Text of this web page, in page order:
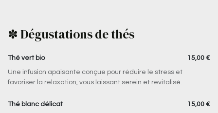
✽ Dégustations de thés
Thé vert bio 15,00 €
Une infusion apaisante conçue pour réduire le stress et
favoriser la relaxation, vous laissant serein et revitalisé.
Thé blanc délicat 15,00 €